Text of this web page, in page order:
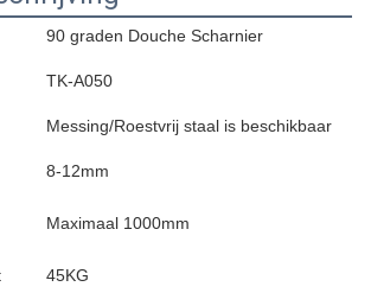
90 graden Douche Scharnier
TK-A050
Messing/Roestvrij staal is beschikbaar
8-12mm
Maximaal 1000mm
45KG